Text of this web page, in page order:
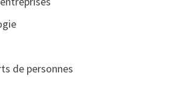
de personnes